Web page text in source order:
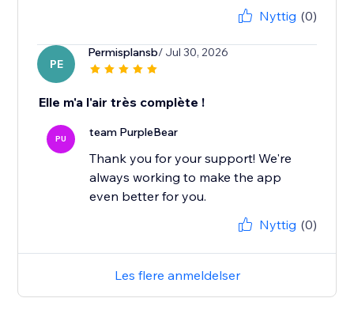
Nyttig (0)
PE
Permisplansb/ Jul 30, 2026
Elle m'a l'air très complète !
PU team PurpleBear
Thank you for your support! We're
always working to make the app
even better for you.
Nyttig (0)
Les flere anmeldelser